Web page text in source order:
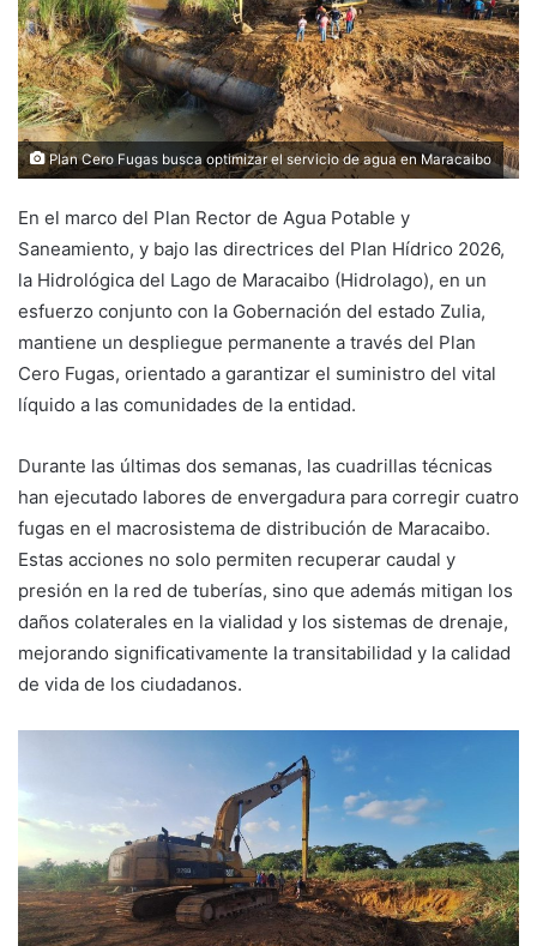
Plan Cero Fugas busca optimizar el servicio de agua en Maracaibo
En el marco del Plan Rector de Agua Potable y
Saneamiento, y bajo las directrices del Plan Hídrico 2026,
la Hidrológica del Lago de Maracaibo (Hidrolago), en un
esfuerzo conjunto con la Gobernación del estado Zulia,
mantiene un despliegue permanente a través del Plan
Cero Fugas, orientado a garantizar el suministro del vital
líquido a las comunidades de la entidad.
Durante las últimas dos semanas, las cuadrillas técnicas
han ejecutado labores de envergadura para corregir cuatro
fugas en el macrosistema de distribución de Maracaibo.
Estas acciones no solo permiten recuperar caudal y
presión en la red de tuberías, sino que además mitigan los
daños colaterales en la vialidad y los sistemas de drenaje,
mejorando significativamente la transitabilidad y la calidad
de vida de los ciudadanos.